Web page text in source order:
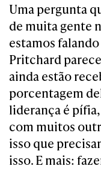
Uma pergunta
de muita gente
estamos
Pritchard
ainda estão
porcentagem
liderança é
com muitos
isso que
isso. E mais: